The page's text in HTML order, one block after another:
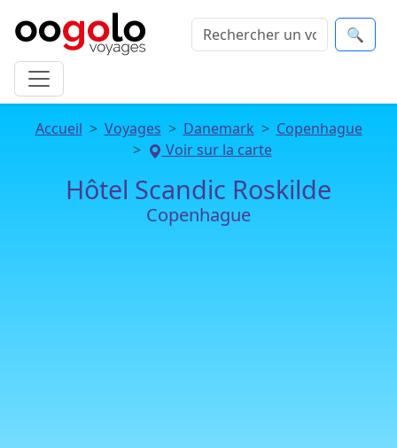
🔍
Accueil Voyages Danemark
Copenhague
Voir sur la carte
Hôtel Scandic Roskilde
Copenhague